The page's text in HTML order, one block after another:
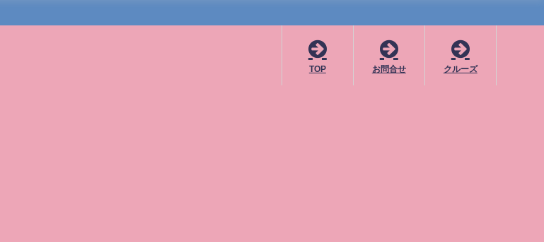
TOP お問合せ クルーズ